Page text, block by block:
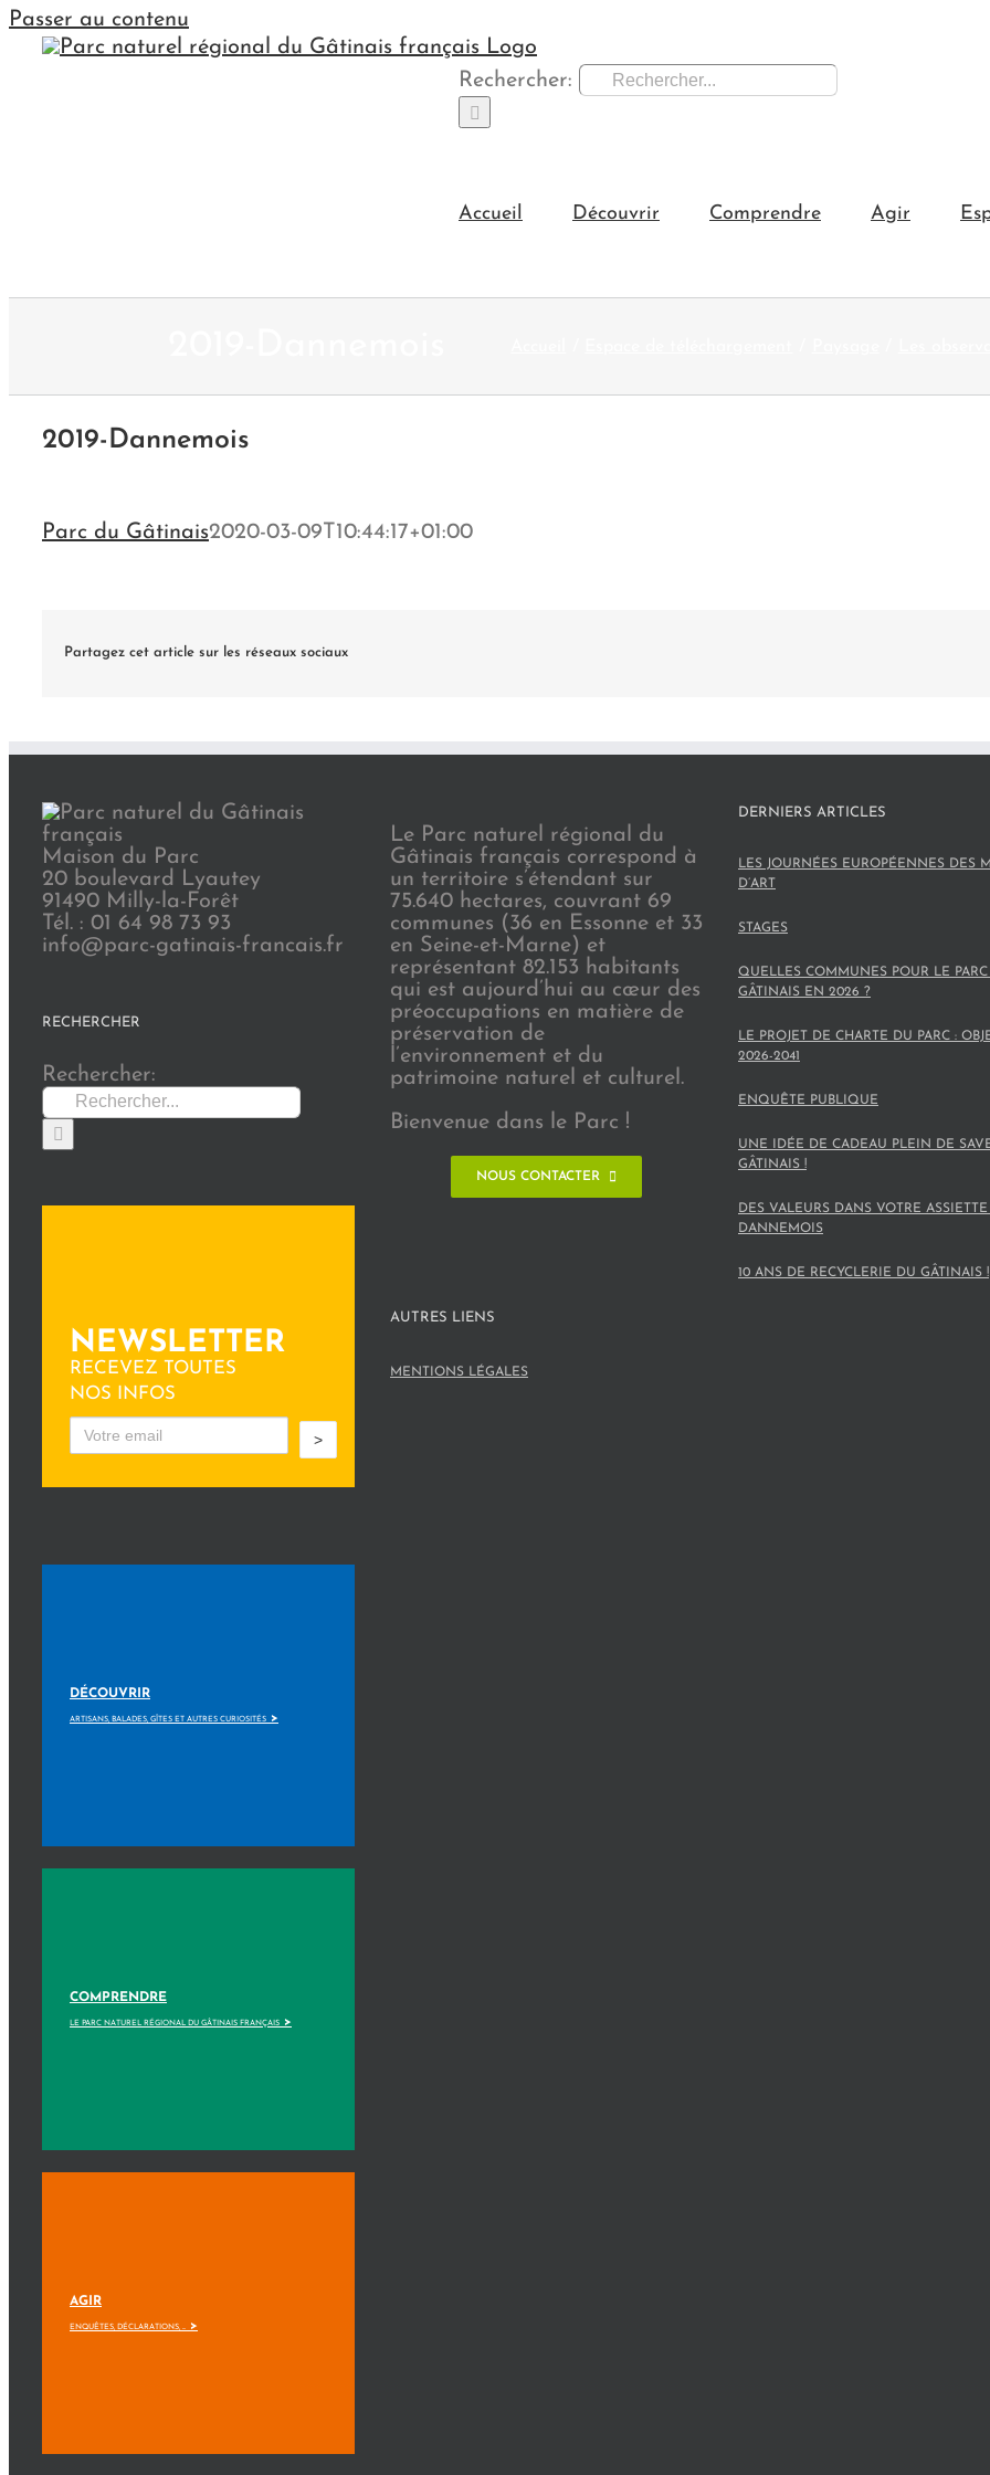
Passer au contenu
Rechercher:
Accueil Découvrir Comprendre Agir
2019-Dannemois
Parc du Gâtinais2020-03-09T10:44:17+01:00
Partagez cet article sur les réseaux sociaux
Maison du Parc
20 boulevard Lyautey
91490 Milly-la-Forêt
Tél. : 01 64 98 73 93
info@parc-gatinais-francais.fr
RECHERCHER
Rechercher:
NEWSLETTER
RECEVEZ TOUTES
NOS INFOS
>
DÉCOUVRIR
ARTISANS, BALADES, GÎTES ET AUTRES CURIOSITÉS >
COMPRENDRE
LE PARC NATUREL RÉGIONAL DU GÂTINAIS FRANÇAIS >
AGIR
ENQUÊTES, DÉCLARATIONS, ... >
Le Parc naturel régional du
Gâtinais français correspond à
un territoire s’étendant sur
75.640 hectares, couvrant 69
communes (36 en Essonne et 33
en Seine-et-Marne) et
représentant 82.153 habitants
qui est aujourd’hui au cœur des
préoccupations en matière de
préservation de
l’environnement et du
patrimoine naturel et culturel.
Bienvenue dans le Parc !
NOUS CONTACTER
DERNIERS ARTICLES
LES JOURNÉES EUROPÉENNES DES
D’ART
STAGES
QUELLES COMMUNES POUR LE PARC
GÂTINAIS EN 2026 ?
LE PROJET DE CHARTE DU PARC :
2026-2041
ENQUÊTE PUBLIQUE
UNE IDÉE DE CADEAU PLEIN DE
GÂTINAIS !
DES VALEURS DANS VOTRE
DANNEMOIS
10 ANS DE RECYCLERIE DU GÂTINAIS !
AUTRES LIENS
MENTIONS LÉGALES